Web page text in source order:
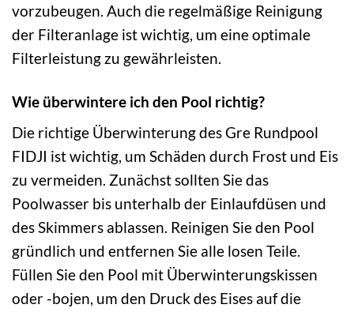
vorzubeugen. Auch die regelmäßige Reinigung
der Filteranlage ist wichtig, um eine optimale
Filterleistung zu gewährleisten.
Wie überwintere ich den Pool richtig?
Die richtige Überwinterung des Gre Rundpool
FIDJI ist wichtig, um Schäden durch Frost und Eis
zu vermeiden. Zunächst sollten Sie das
Poolwasser bis unterhalb der Einlaufdüsen und
des Skimmers ablassen. Reinigen Sie den Pool
gründlich und entfernen Sie alle losen Teile.
Füllen Sie den Pool mit Überwinterungskissen
oder -bojen, um den Druck des Eises auf die